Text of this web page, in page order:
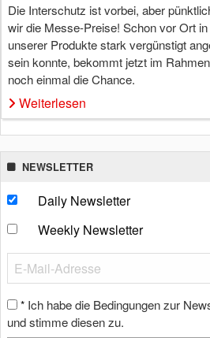
Die Interschutz ist vorbei, aber
wir die Messe-Preise! Schon vor Ort
unserer Produkte stark vergünstigt
sein konnte, bekommt jetzt im
noch einmal die Chance.
Weiterlesen
NEWSLETTER
Daily Newsletter
Weekly Newsletter
* Ich habe die Bedingungen zur
und stimme diesen zu.